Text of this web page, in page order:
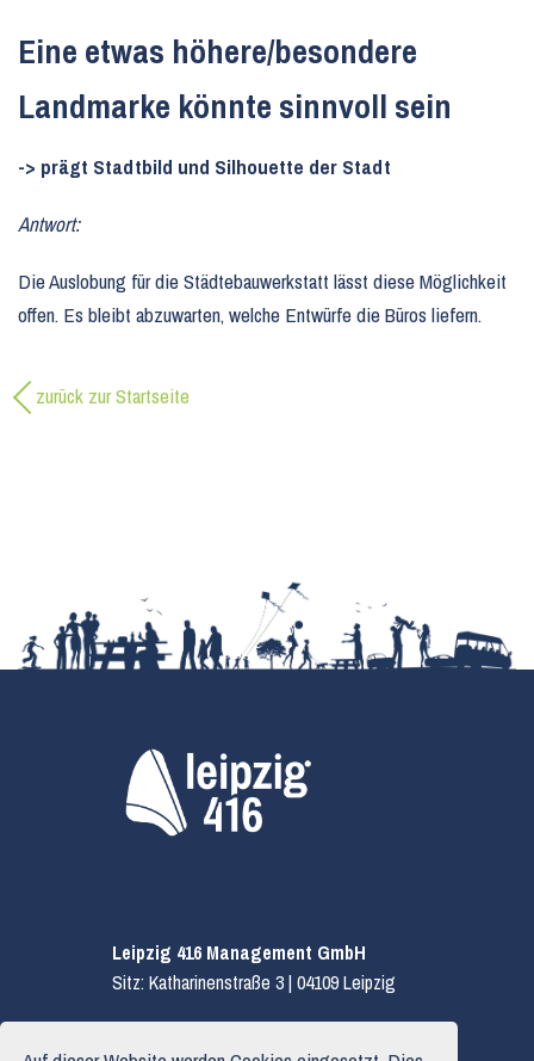
Eine etwas höhere/besondere
Landmarke könnte sinnvoll sein
-> prägt Stadtbild und Silhouette der Stadt
Antwort:
Die Auslobung für die Städtebauwerkstatt lässt diese Möglichkeit
offen. Es bleibt abzuwarten, welche Entwürfe die Büros liefern.
zurück zur Startseite
Leipzig 416 Management GmbH
Sitz: Katharinenstraße 3 | 04109 Leipzig